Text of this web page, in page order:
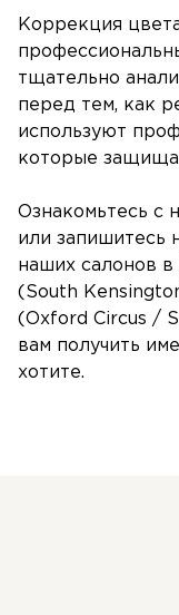
Коррекция
тщательно
перед тем, как
используют
которые
Ознакомьтесь с
или запишитесь
наших салонов
(South
(Oxford Circus /
вам получить
хотите.